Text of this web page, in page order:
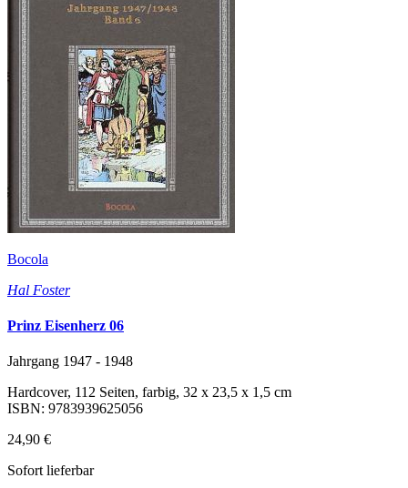
Bocola
Hal Foster
Prinz Eisenherz 06
Jahrgang 1947 - 1948
Hardcover, 112 Seiten, farbig, 32 x 23,5 x 1,5 cm
ISBN: 9783939625056
24,90 €
Sofort lieferbar